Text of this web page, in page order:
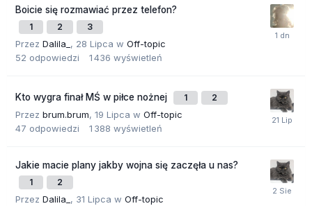
Boicie się rozmawiać przez telefon?
1 2 3
Przez Dalila_ , 28 Lipca w Off-topic
52 odpowiedzi 1 436 wyświetleń
Kto wygra finał MŚ w piłce nożnej 1 2
Przez brum.brum, 19 Lipca w Off-topic
47 odpowiedzi 1 388 wyświetleń
Jakie macie plany jakby wojna się zaczęła u nas?
1 2
Przez Dalila_ , 31 Lipca w Off-topic